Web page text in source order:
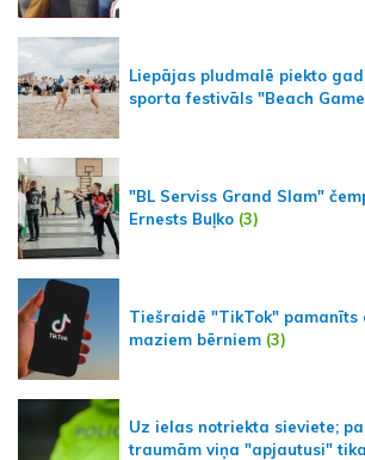
Liepājas pludmalē piekto
sporta festivāls "Beach
"BL Serviss Grand Slam"
Ernests Buļko (3)
Tiešraidē "TikTok" pamanīts
maziem bērniem (3)
Uz ielas notriekta sieviete;
traumām viņa "apjautusi"